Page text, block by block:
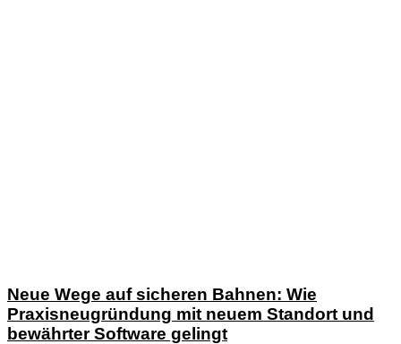
Neue Wege auf sicheren Bahnen: Wie
Praxisneugründung mit neuem Standort und
bewährter Software gelingt